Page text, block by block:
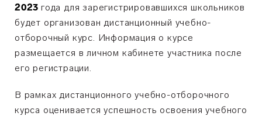
2023 года для зарегистрировавшихся школьников
будет организован дистанционный учебно-
отборочный курс. Информация о курсе
размещается в личном кабинете участника после
его регистрации.
В рамках дистанционного учебно-отборочного
курса оценивается успешность освоения учебного